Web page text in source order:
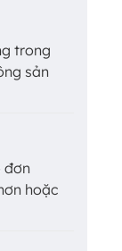
trong
sản
đơn
hoặc